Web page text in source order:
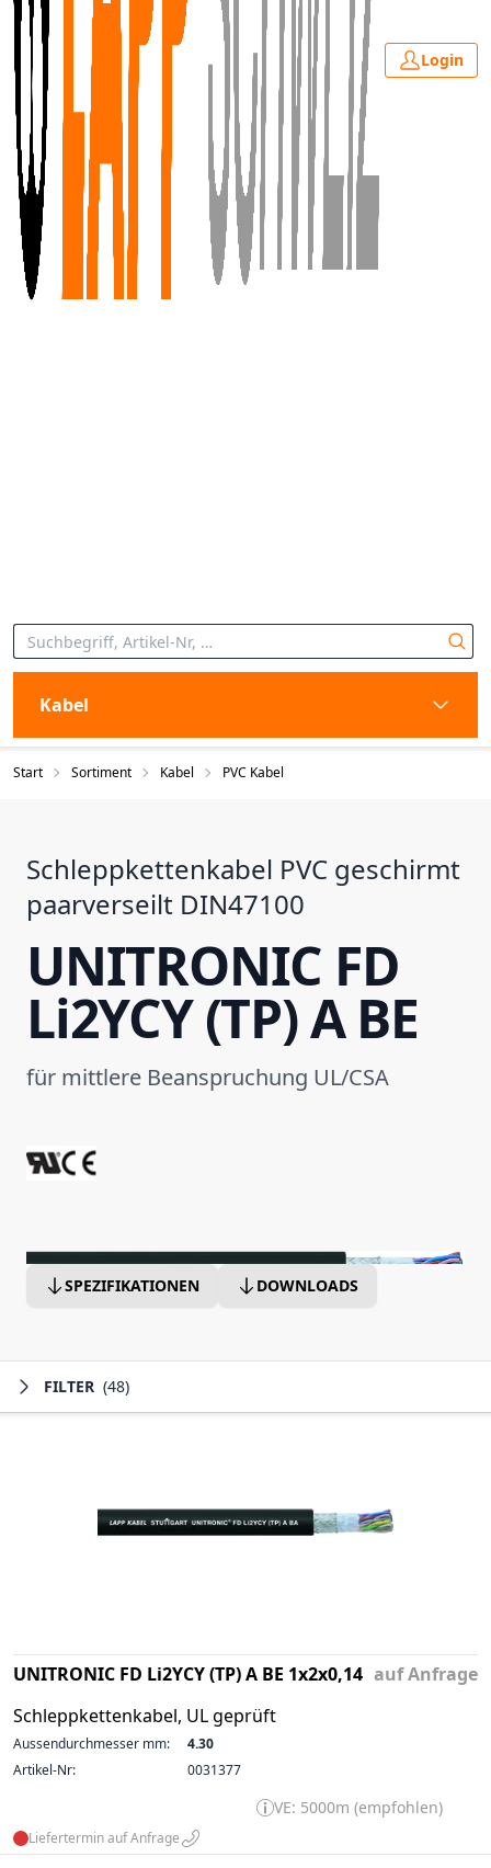
Login
Kabel
Start Sortiment Kabel PVC Kabel
Schleppkettenkabel PVC geschirmt
paarverseilt DIN47100
UNITRONIC FD
Li2YCY (TP) A BE
für mittlere Beanspruchung UL/CSA
SPEZIFIKATIONEN DOWNLOADS
FILTER (48)
UNITRONIC FD Li2YCY (TP) A BE 1x2x0,14
Schleppkettenkabel, UL geprüft
auf Anfrage
Aussendurchmesser mm:
4.30
Artikel-Nr:
0031377
VE: 5000m (empfohlen)
Liefertermin auf Anfrage